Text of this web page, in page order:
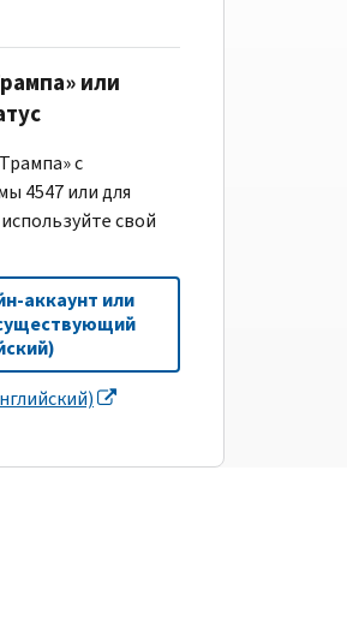
или
с
4547 или для
свой
аккаунт или